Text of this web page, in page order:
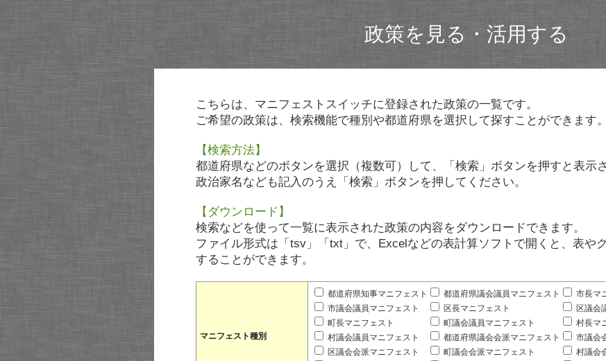
政策を見る・活用する
こちらは、マニフェストスイッチに登録された政策の一覧です。
ご希望の政策は、検索機能で種別や都道府県を選択して探すことができます。
【検索方法】
都道府県などのボタンを選択（複数可）して、「検索」ボタンを押すと表示さ
政治家名なども記入のうえ「検索」ボタンを押してください。
【ダウンロード】
検索などを使って一覧に表示された政策の内容をダウンロードできます。
ファイル形式は「tsv」「txt」で、Excelなどの表計算ソフトで開くと、表や
することができます。
マニフェスト種別
都道府県知事マニフェスト 都道府県議会議員マニフェスト
市長マ
市議会議員マニフェスト
区長マニフェスト
区議会
町長マニフェスト
町議会議員マニフェスト
村長マ
村議会議員マニフェスト
都道府県議会会派マニフェスト
市議会
区議会会派マニフェスト
町議会会派マニフェスト
村議会